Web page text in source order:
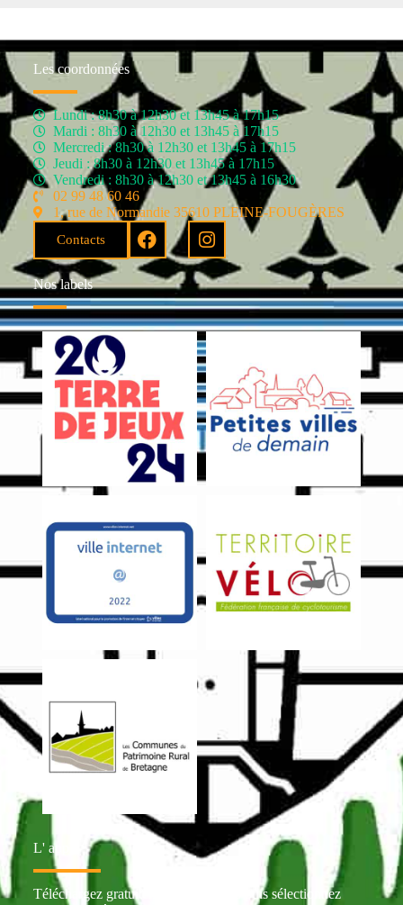
Les coordonnées
Lundi : 8h30 à 12h30 et 13h45 à 17h15
Mardi : 8h30 à 12h30 et 13h45 à 17h15
Mercredi : 8h30 à 12h30 et 13h45 à 17h15
Jeudi : 8h30 à 12h30 et 13h45 à 17h15
Vendredi : 8h30 à 12h30 et 13h45 à 16h30
02 99 48 60 46
1, rue de Normandie 35610 PLEINE-FOUGÈRES
Contacts
Nos labels
L' appli
Téléchargez gratuitement Intramuros puis sélectionnez